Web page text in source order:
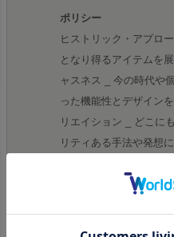
ポリシー
ヒストリック・アプロ
となり得るアイテムを
ャスネス _ 今の時代や
った機能性とデザイン
リエイション _ どこに
リティある手法や発想
るような、クオリティ